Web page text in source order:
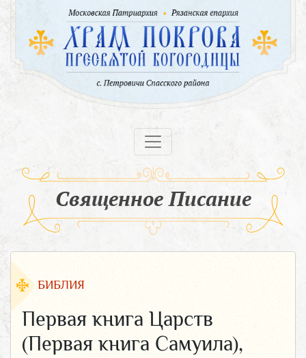
Священное Писание
БИБЛИЯ
Первая книга Царств
(Первая книга Самуила),